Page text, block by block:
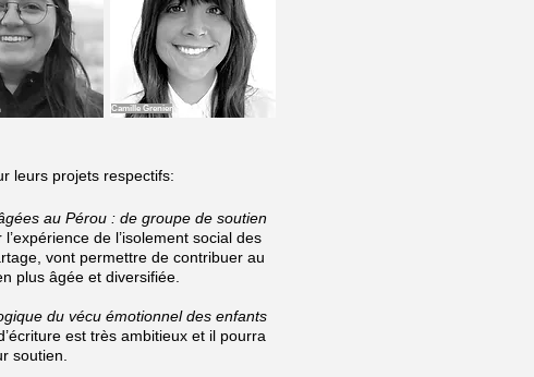
Camille Grenier
leurs projets respectifs:
au Pérou : de groupe de soutien
de l’isolement social des
vont permettre de contribuer au
plus âgée et diversifiée.
du vécu émotionnel des enfants
est très ambitieux et il pourra
soutien.